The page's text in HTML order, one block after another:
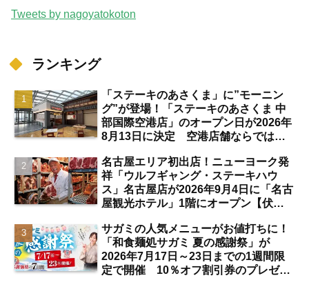
Tweets by nagoyatokoton
ランキング
「ステーキのあさくま」に”モーニン
グ”が登場！「ステーキのあさくま 中
部国際空港店」のオープン日が2026年
8月13日に決定 空港店舗ならではの
名古屋エリア初出店！ニューヨーク発
祥「ウルフギャング・ステーキハウ
ス」名古屋店が2026年9月4日に「名古
屋観光ホテル」1階にオープン【伏
サガミの人気メニューがお値打ちに！
「和食麺処サガミ 夏の感謝祭」が
2026年7月17日～23日までの1週間限
定で開催 10％オフ割引券のプレゼン